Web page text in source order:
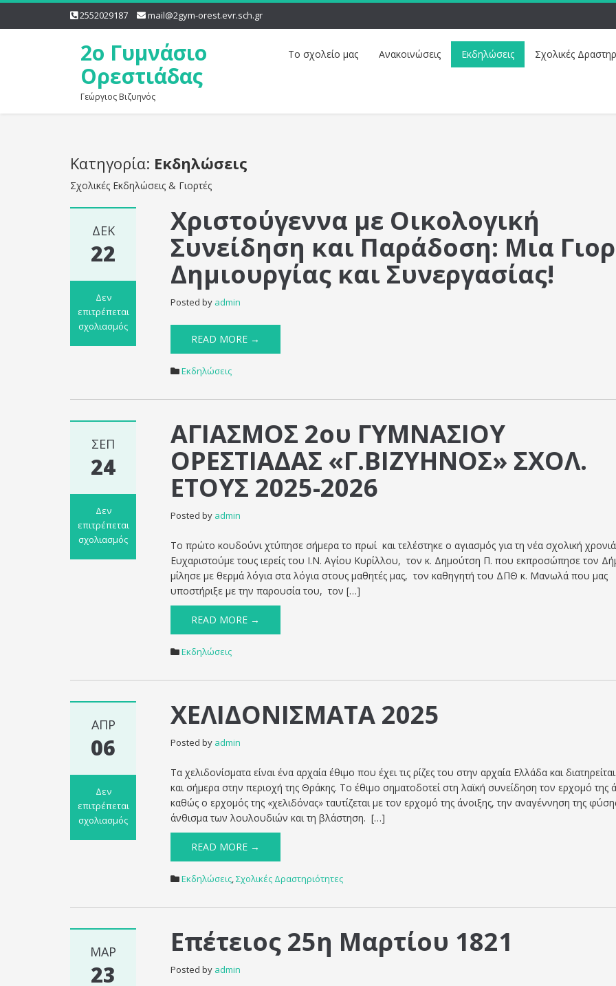
2552029187 mail@2gym-orest.evr.sch.gr
2o Γυμνάσιο
Ορεστιάδας
Γεώργιος Βιζυηνός
Το σχολείο μας Ανακοινώσεις Εκδηλώσεις Σχολικές
Κατηγορία: Εκδηλώσεις
Σχολικές Εκδηλώσεις & Γιορτές
ΔΕΚ
22
Δεν
επιτρέπεται
σχολιασμός
Συνείδηση
Μια
Δημιουργίας
Χριστούγεννα με Οικολογική
Συνείδηση και Παράδοση: Μια
Δημιουργίας και Συνεργασίας!
Posted by admin
READ MORE →
Εκδηλώσεις
ΣΕΠ
24
Δεν
επιτρέπεται
σχολιασμός
2026
ΑΓΙΑΣΜΟΣ 2ου ΓΥΜΝΑΣΙΟΥ
ΟΡΕΣΤΙΑΔΑΣ «Γ.ΒΙΖΥΗΝΟΣ» ΣΧΟΛ.
ΕΤΟΥΣ 2025-2026
Posted by admin
Το πρώτο κουδούνι χτύπησε σήμερα το πρωί και τελέστηκε ο αγιασμός για τη νέα σχολική
Ευχαριστούμε τους ιερείς του Ι.Ν. Αγίου Κυρίλλου, τον κ. Δημούτση Π. που εκπροσώπησε τον
μίλησε με θερμά λόγια στα λόγια στους μαθητές μας, τον καθηγητή του ΔΠΘ κ. Μανωλά που μας
υποστήριξε με την παρουσία του, τον […]
READ MORE →
Εκδηλώσεις
ΑΠΡ
06
Δεν
επιτρέπεται
σχολιασμός
ΧΕΛΙΔΟΝΙΣΜΑΤΑ 2025
Posted by admin
Τα χελιδονίσματα είναι ένα αρχαία έθιμο που έχει τις ρίζες του στην αρχαία Ελλάδα και
και σήμερα στην περιοχή της Θράκης. Το έθιμο σηματοδοτεί στη λαϊκή συνείδηση τον ερχομό της
καθώς ο ερχομός της «χελιδόνας» ταυτίζεται με τον ερχομό της άνοιξης, την αναγέννηση της
άνθισμα των λουλουδιών και τη βλάστηση. […]
READ MORE →
Εκδηλώσεις,Σχολικές Δραστηριότητες
ΜΑΡ
23
Επέτειος 25η Μαρτίου 1821
Posted by admin